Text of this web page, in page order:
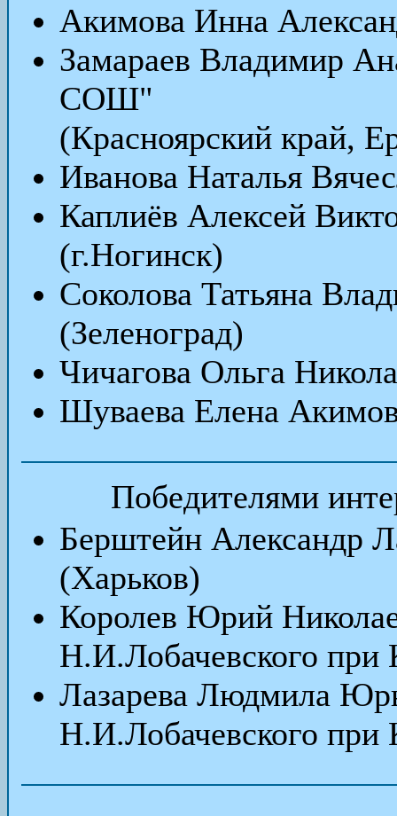
Акимова Инна
Замараев Владимир
СОШ"
(Красноярский край,
Иванова Наталья
Каплиёв Алексей
(г.Ногинск)
Соколова Татьяна
(Зеленоград)
Чичагова Ольга
Шуваева Елена
Победителями
Берштейн Александр
(Харьков)
Королев Юрий
Н.И.Лобачевского
Лазарева Людмила
Н.И.Лобачевского